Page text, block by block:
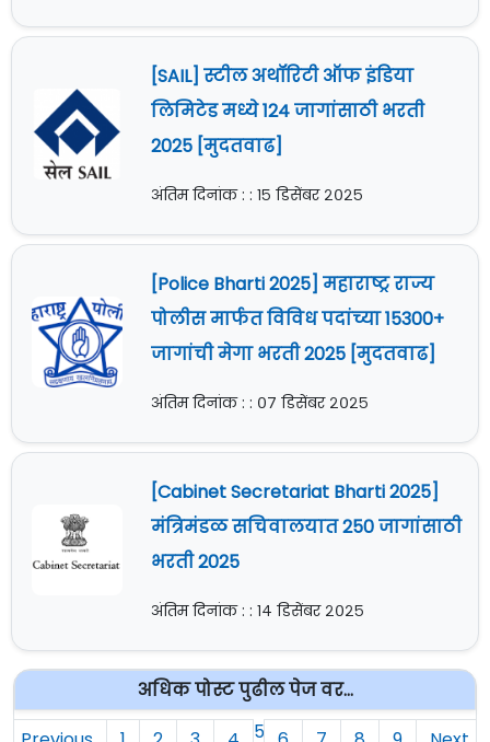
[SAIL] स्टील अथॉरिटी ऑफ इंडिया
लिमिटेड मध्ये 124 जागांसाठी भरती
2025 [मुदतवाढ]
अंतिम दिनांक : : १५ डिसेंबर २०२५
[Police Bharti 2025] महाराष्ट्र राज्य
पोलीस मार्फत विविध पदांच्या 15300+
जागांची मेगा भरती 2025 [मुदतवाढ]
अंतिम दिनांक : : ०७ डिसेंबर २०२५
[Cabinet Secretariat Bharti 2025]
मंत्रिमंडळ सचिवालयात 250 जागांसाठी
भरती 2025
अंतिम दिनांक : : १४ डिसेंबर २०२५
अधिक पोस्ट पुढील पेज वर...
5